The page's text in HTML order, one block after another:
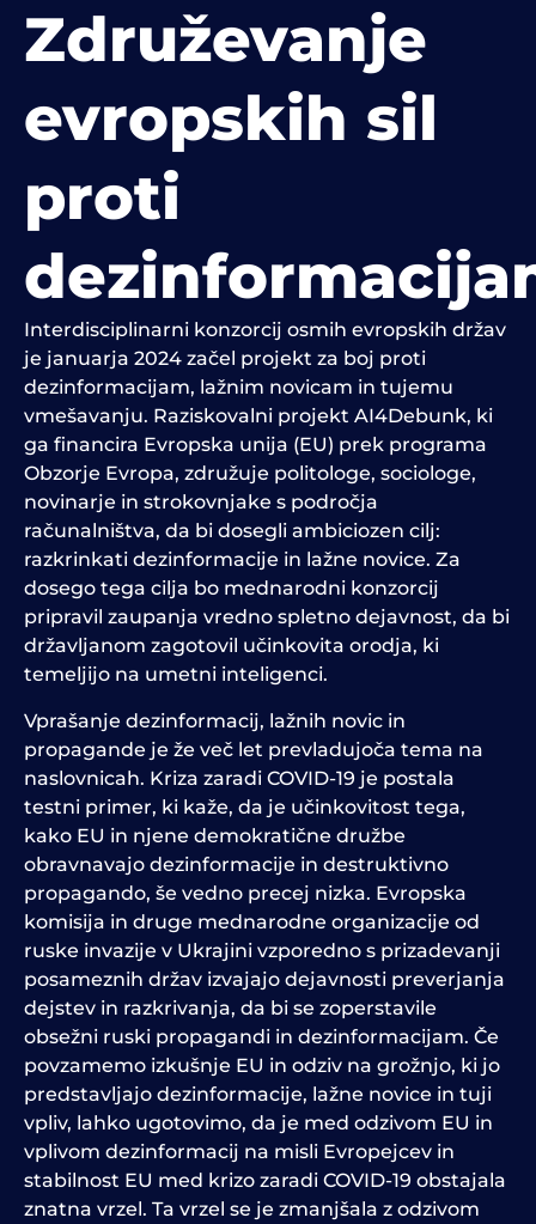
Združevanje
evropskih sil
proti
Interdisciplinarni konzorcij osmih evropskih držav
je januarja 2024 začel projekt za boj proti
dezinformacijam, lažnim novicam in tujemu
vmešavanju. Raziskovalni projekt AI4Debunk, ki
ga financira Evropska unija (EU) prek programa
Obzorje Evropa, združuje politologe, sociologe,
novinarje in strokovnjake s področja
računalništva, da bi dosegli ambiciozen cilj:
razkrinkati dezinformacije in lažne novice. Za
dosego tega cilja bo mednarodni konzorcij
pripravil zaupanja vredno spletno dejavnost, da bi
državljanom zagotovil učinkovita orodja, ki
temeljijo na umetni inteligenci.
Vprašanje dezinformacij, lažnih novic in
propagande je že več let prevladujoča tema na
naslovnicah. Kriza zaradi COVID-19 je postala
testni primer, ki kaže, da je učinkovitost tega,
kako EU in njene demokratične družbe
obravnavajo dezinformacije in destruktivno
propagando, še vedno precej nizka. Evropska
komisija in druge mednarodne organizacije od
ruske invazije v Ukrajini vzporedno s prizadevanji
posameznih držav izvajajo dejavnosti preverjanja
dejstev in razkrivanja, da bi se zoperstavile
obsežni ruski propagandi in dezinformacijam. Če
povzamemo izkušnje EU in odziv na grožnjo, ki jo
predstavljajo dezinformacije, lažne novice in tuji
vpliv, lahko ugotovimo, da je med odzivom EU in
vplivom dezinformacij na misli Evropejcev in
stabilnost EU med krizo zaradi COVID-19 obstajala
znatna vrzel. Ta vrzel se je zmanjšala z odzivom